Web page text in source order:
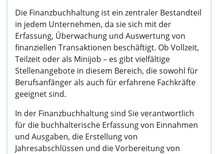
Die Finanzbuchhaltung ist ein zentraler Bestandteil
in jedem Unternehmen, da sie sich mit der
Erfassung, Überwachung und Auswertung von
finanziellen Transaktionen beschäftigt. Ob Vollzeit,
Teilzeit oder als Minijob – es gibt vielfältige
Stellenangebote in diesem Bereich, die sowohl für
Berufsanfänger als auch für erfahrene Fachkräfte
geeignet sind.
In der Finanzbuchhaltung sind Sie verantwortlich
für die buchhalterische Erfassung von Einnahmen
und Ausgaben, die Erstellung von
Jahresabschlüssen und die Vorbereitung von